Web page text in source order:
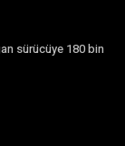
sürücüye 180 bin